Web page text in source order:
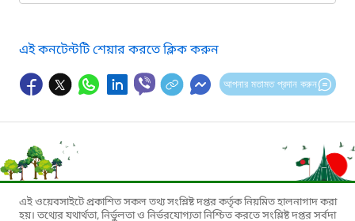
এই কনটেন্টটি শেয়ার করতে ক্লিক করুন
আপনার মতামত প্রদান করুন
এই ওয়েবসাইটে প্রকাশিত সকল তথ্য সংশ্লিষ্ট দপ্তর কর্তৃক নিয়মিত হালনাগাদ করা
হয়। তথ্যের যথার্থতা, নির্ভুলতা ও নির্ভরযোগ্যতা নিশ্চিত করতে সংশ্লিষ্ট দপ্তর সর্বদা